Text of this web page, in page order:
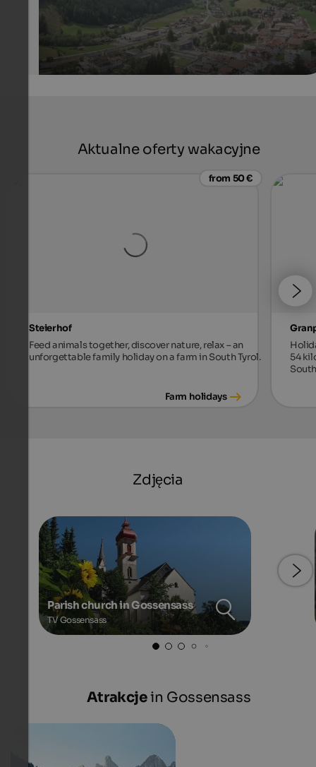
Aktualne oferty wakacyjne
from 50 €
Steierhof
Feed animals together, discover nature, relax – an
unforgettable family holiday on a farm in South Tyrol.
Farm holidays
54
Zdjęcia
Parish church in Gossensass
TV Gossensass
Atrakcjein Gossensass